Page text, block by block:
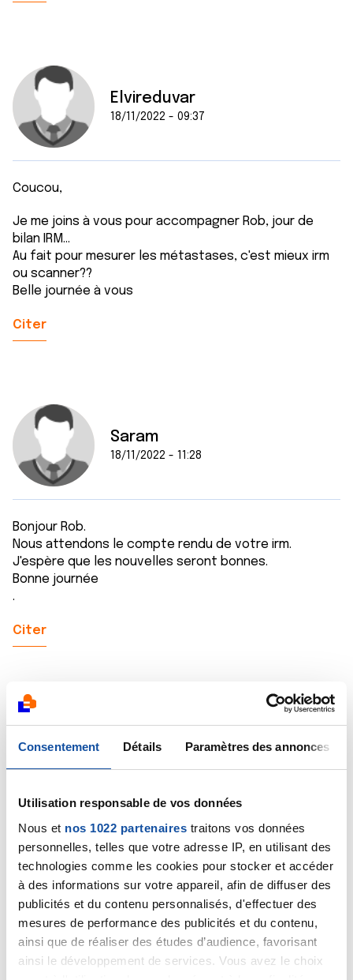
Consentement Détails Paramètres des annonces
Utilisation responsable de vos données
Nous et nos 1022 partenaires traitons vos données
personnelles, telles que votre adresse IP, en utilisant des
technologies comme les cookies pour stocker et accéder
à des informations sur votre appareil, afin de diffuser des
publicités et du contenu personnalisés, d'effectuer des
mesures de performance des publicités et du contenu,
ainsi que de réaliser des études d’audience, favorisant
ainsi le développement de services. Vous avez le choix
Elvireduvar
18/11/2022 - 09:37
Coucou,
Je me joins à vous pour accompagner Rob, jour de
bilan IRM...
Au fait pour mesurer les métastases, c'est mieux irm
ou scanner??
Belle journée à vous
Citer
Saram
18/11/2022 - 11:28
Bonjour Rob.
Nous attendons le compte rendu de votre irm.
J'espère que les nouvelles seront bonnes.
Bonne journée
.
Citer
rob
Bonjour tous le monde,
Il est vrai que j'avais émis le souhait d'une " pensée
spéciale " houai houai houai je la voulais ma " pensée
spéciale " dont notre amie chantal en est
l'instigatrice et c'est chose faite, je peux vous
assurez que çà fait chaud au coeur que des
personnes comme vous ( malade ou aidante )
pensent a moi,donc un grand merci a vous toutes.